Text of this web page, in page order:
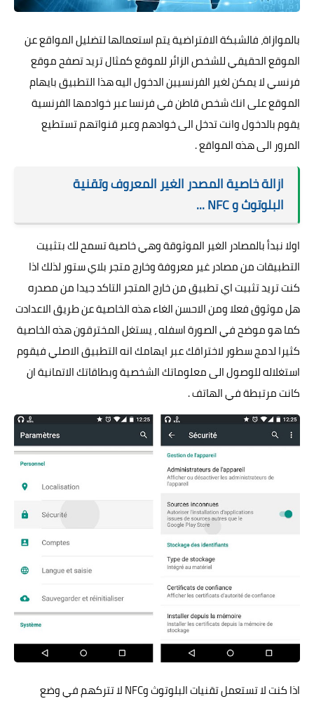
بالموازاة، فالشبكة الافتراضية يتم استعمالها لتضليل المواقع عن
الموقع الحقيقي للشخص الزائر للموقع كمثال تريد تصفح موقع
فرنسي لا يمكن لغير الفرنسيين الدخول اليه هذا التطبيق بايهام
الموقع على انك شخص قاطن في فرنسا عبر خوادمها الفرنسية
يقوم بالدخول وانت تدخل الى خوادهم وعبر قنواتهم تستطيع
المرور الى هذه المواقع .
ازالة خاصية المصدر الغير المعروف وتقنية
البلوتوث و NFC ...
اولا نبدأ بالمصادر الغير الموثوقة وهي خاصية تسمح لك بتثبيت
التطبيقات من مصادر غير معروفة وخارج متجر بلاي ستور لذلك اذا
كنت تريد تثبيت اي تطبيق من خارج المتجر التاكد جيدا من مصدره
هل موثوق فعلا ومن الاحسن الغاء هذه الخاصية عن طريق الاعدادت
كما هو موضح في الصورة اسفله ، يستغل المخترقون هذه الخاصية
كثيرا لدمج سطور لاختراقك عبر ايهامك انه التطبيق الاصلي فيقوم
استغلاله للوصول الى معلوماتك الشخصية وبطاقاتك الاتمانية ان
كانت مرتبطة في الهاتف .
اذا كنت لا تستعمل تقنيات البلوتوث وNFC لا تتركهم في وضع